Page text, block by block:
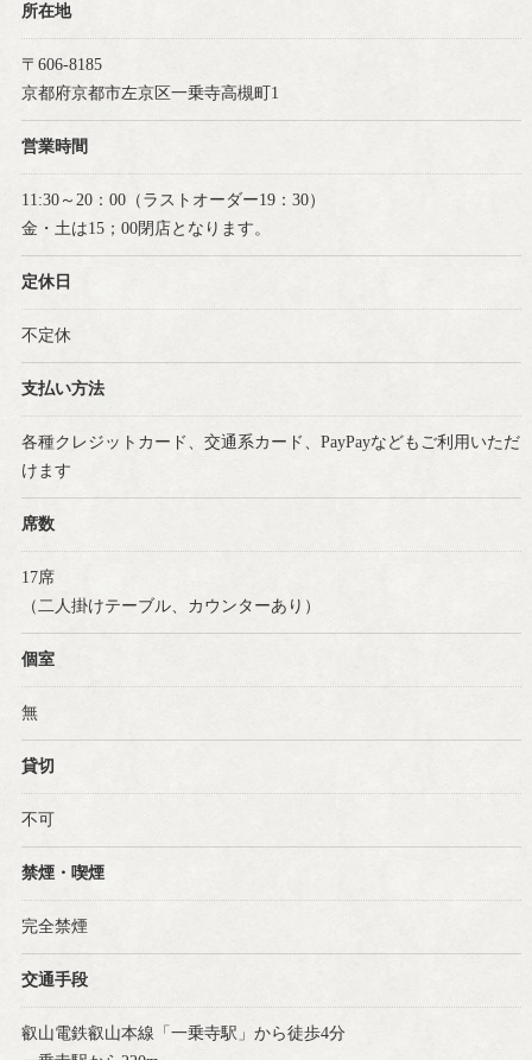
所在地
〒606-8185
京都府京都市左京区一乗寺高槻町1
営業時間
11:30～20：00（ラストオーダー19：30）
金・土は15；00閉店となります。
定休日
不定休
支払い方法
各種クレジットカード、交通系カード、PayPayなどもご利用いただ
けます
席数
17席
（二人掛けテーブル、カウンターあり）
個室
無
貸切
不可
禁煙・喫煙
完全禁煙
交通手段
叡山電鉄叡山本線「一乗寺駅」から徒歩4分